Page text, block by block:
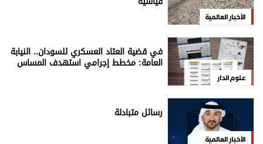
الأخبار العالمية
علوم الدار
في قضية العتاد العسكري للسودان.. النيابة
العامة: مخطط إجرامي استهدف المساس
الأخبار العالمية
رسائل متبادلة